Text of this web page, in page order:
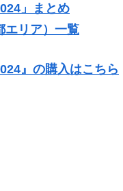
」まとめ
エリア）一覧
』の購入はこちら